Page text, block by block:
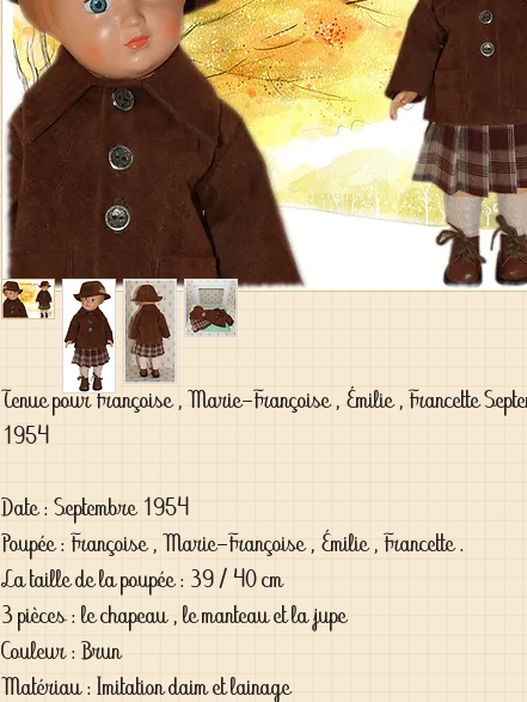
Tenue pour Françoise , Marie-Françoise , Émilie , Francette
1954
Date : Septembre 1954
Poupée : Françoise , Marie-Françoise , Émilie , Francette .
La taille de la poupée : 39 / 40 cm
3 pièces : le chapeau , le manteau et la jupe
Couleur : Brun
Matériau : Imitation daim et lainage